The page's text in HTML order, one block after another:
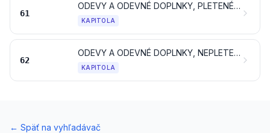
61
ODEVY A ODEVNÉ DOPLNKY, PLETENÉ ALEBO HÁČKOVANÉ
KAPITOLA
62
ODEVY A ODEVNÉ DOPLNKY, NEPLETENÉ ALEBO NEHÁČKOVANÉ
KAPITOLA
← Späť na vyhľadávač